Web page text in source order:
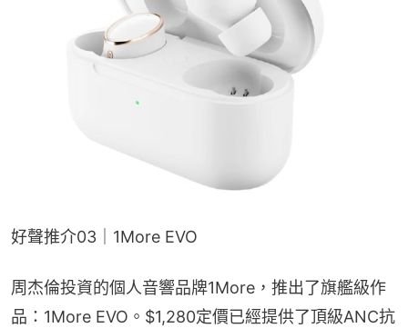
好聲推介03｜1More EVO
周杰倫投資的個人音響品牌1More，推出了旗艦級作
品：1More EVO。$1,280定價已經提供了頂級ANC抗